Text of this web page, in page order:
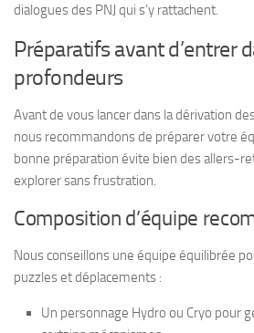
dialogues des PNJ qui s’y rattachent.
Préparatifs avant d’entrer
profondeurs
Avant de vous lancer dans la dérivation
nous recommandons de préparer votre
bonne préparation évite bien des allers-
explorer sans frustration.
Composition d’équipe
Nous conseillons une équipe équilibrée
puzzles et déplacements :
Un personnage Hydro ou Cryo pour